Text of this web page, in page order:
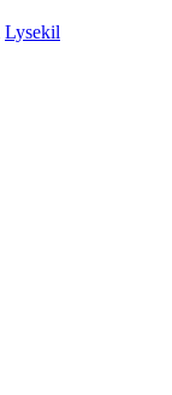
Lysekil